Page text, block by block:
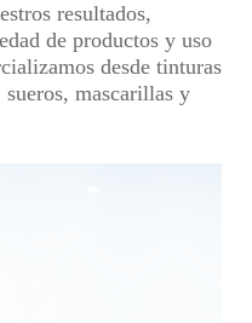
resultados,
de productos y uso
desde tinturas
sueros, mascarillas y